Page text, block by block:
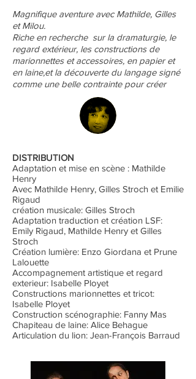
Magnifique aventure avec Mathilde, Gilles
et Milou.
Riche en recherche sur la dramaturgie, le
regard extérieur, les constructions de
marionnettes et accessoires, en papier et
en laine,et la découverte du langage signé
comme une belle contrainte pour créer
DISTRIBUTION
Adaptation et mise en scène : Mathilde
Henry
Avec Mathilde Henry, Gilles Stroch et Emilie
Rigaud
création musicale: Gilles Stroch
Adaptation traduction et création LSF:
Emily Rigaud, Mathilde Henry et Gilles
Stroch
Création lumière: Enzo Giordana et Prune
Lalouette
Accompagnement artistique et regard
exterieur: Isabelle Ployet
Constructions marionnettes et tricot:
Isabelle Ployet
Construction scénographie: Fanny Mas
Chapiteau de laine: Alice Behague
Articulation du lion: Jean-François Barraud​